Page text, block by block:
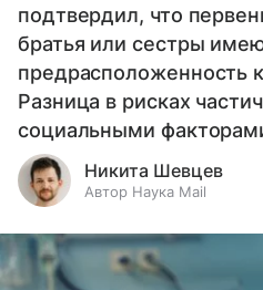
подтвердил, что
братья или сестры
предрасположенность
Разница в рисках
социальными
Никита Шевцев
Автор Наука Mail